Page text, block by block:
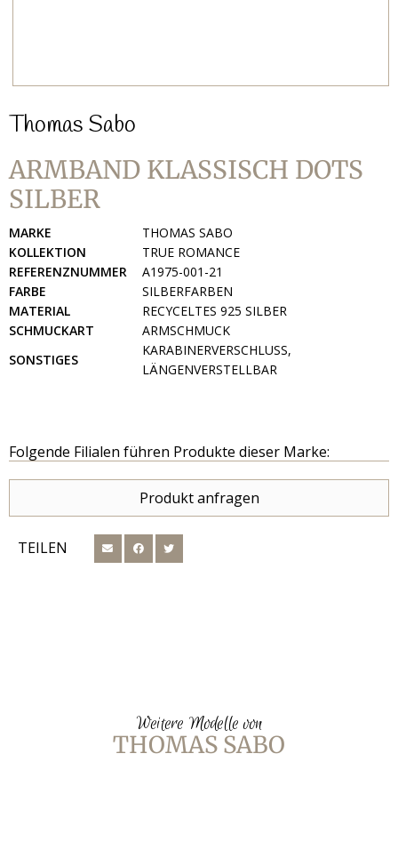
Thomas Sabo
ARMBAND KLASSISCH DOTS
SILBER
MARKE
THOMAS SABO
KOLLEKTION
TRUE ROMANCE
REFERENZNUMMER
A1975-001-21
FARBE
SILBERFARBEN
MATERIAL
RECYCELTES 925 SILBER
SCHMUCKART
ARMSCHMUCK
SONSTIGES
KARABINERVERSCHLUSS,
LÄNGENVERSTELLBAR
Folgende Filialen führen Produkte dieser Marke:
Produkt anfragen
TEILEN
Weitere Modelle von
THOMAS SABO